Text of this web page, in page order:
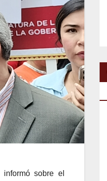
sobre el